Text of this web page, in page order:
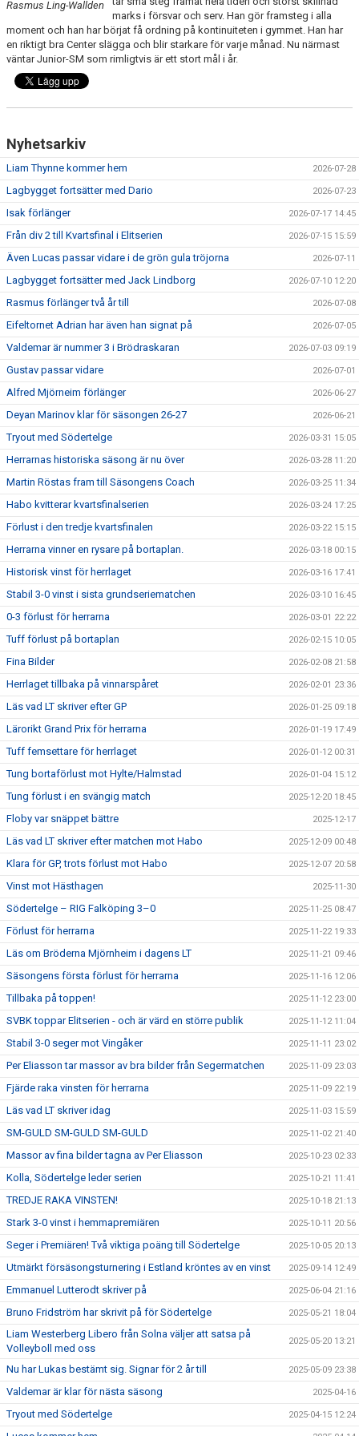
Rasmus Ling-Wallden
marks i försvar och serv. Han gör framsteg i alla
moment och han har börjat få ordning på kontinuiteten i gymmet. Han har
en riktigt bra Center slägga och blir starkare för varje månad. Nu närmast
väntar Junior-SM som rimligtvis är ett stort mål i år.
Nyhetsarkiv
Liam Thynne kommer hem 2026-07-28
Lagbygget fortsätter med Dario 2026-07-23
Isak förlänger 2026-07-17 14:45
Från div 2 till Kvartsfinal i Elitserien 2026-07-15 15:59
Även Lucas passar vidare i de grön gula tröjorna 2026-07-11
Lagbygget fortsätter med Jack Lindborg 2026-07-10 12:20
Rasmus förlänger två år till 2026-07-08
Eifeltornet Adrian har även han signat på 2026-07-05
Valdemar är nummer 3 i Brödraskaran 2026-07-03 09:19
Gustav passar vidare 2026-07-01
Alfred Mjörneim förlänger 2026-06-27
Deyan Marinov klar för säsongen 26-27 2026-06-21
Tryout med Södertelge 2026-03-31 15:05
Herrarnas historiska säsong är nu över 2026-03-28 11:20
Martin Röstas fram till Säsongens Coach 2026-03-25 11:34
Habo kvitterar kvartsfinalserien 2026-03-24 17:25
Förlust i den tredje kvartsfinalen 2026-03-22 15:15
Herrarna vinner en rysare på bortaplan. 2026-03-18 00:15
Historisk vinst för herrlaget 2026-03-16 17:41
Stabil 3-0 vinst i sista grundseriematchen 2026-03-10 16:45
0-3 förlust för herrarna 2026-03-01 22:22
Tuff förlust på bortaplan 2026-02-15 10:05
Fina Bilder 2026-02-08 21:58
Herrlaget tillbaka på vinnarspåret 2026-02-01 23:36
Läs vad LT skriver efter GP 2026-01-25 09:18
Lärorikt Grand Prix för herrarna 2026-01-19 17:49
Tuff femsettare för herrlaget 2026-01-12 00:31
Tung bortaförlust mot Hylte/Halmstad 2026-01-04 15:12
Tung förlust i en svängig match 2025-12-20 18:45
Floby var snäppet bättre 2025-12-17
Läs vad LT skriver efter matchen mot Habo 2025-12-09 00:48
Klara för GP, trots förlust mot Habo 2025-12-07 20:58
Vinst mot Hästhagen 2025-11-30
Södertelge – RIG Falköping 3–0 2025-11-25 08:47
Förlust för herrarna 2025-11-22 19:33
Läs om Bröderna Mjörnheim i dagens LT 2025-11-21 09:46
Säsongens första förlust för herrarna 2025-11-16 12:06
Tillbaka på toppen! 2025-11-12 23:00
SVBK toppar Elitserien - och är värd en större publik 2025-11-12 11:04
Stabil 3-0 seger mot Vingåker 2025-11-11 23:02
Per Eliasson tar massor av bra bilder från Segermatchen 2025-11-09 23:03
Fjärde raka vinsten för herrarna 2025-11-09 22:19
Läs vad LT skriver idag 2025-11-03 15:59
SM-GULD SM-GULD SM-GULD 2025-11-02 21:40
Massor av fina bilder tagna av Per Eliasson 2025-10-23 02:33
Kolla, Södertelge leder serien 2025-10-21 11:41
TREDJE RAKA VINSTEN! 2025-10-18 21:13
Stark 3-0 vinst i hemmapremiären 2025-10-11 20:56
Seger i Premiären! Två viktiga poäng till Södertelge 2025-10-05 20:13
Utmärkt försäsongsturnering i Estland kröntes av en vinst 2025-09-14 12:49
Emmanuel Lutterodt skriver på 2025-06-04 21:16
Bruno Fridström har skrivit på för Södertelge 2025-05-21 18:04
Liam Westerberg Libero från Solna väljer att satsa på
Volleyboll med oss
2025-05-20 13:21
Nu har Lukas bestämt sig. Signar för 2 år till 2025-05-09 23:38
Valdemar är klar för nästa säsong 2025-04-16
Tryout med Södertelge 2025-04-15 12:24